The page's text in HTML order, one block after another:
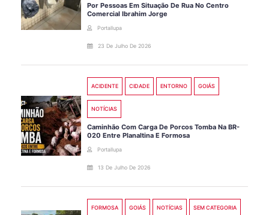
Por Pessoas Em Situação De Rua No Centro
Comercial Ibrahim Jorge
Portallupa
23 De Julho De 2026
ACIDENTE CIDADE ENTORNO GOIÁS
NOTÍCIAS
Caminhão Com Carga De Porcos Tomba Na BR-
020 Entre Planaltina E Formosa
Portallupa
13 De Julho De 2026
FORMOSA GOIÁS NOTÍCIAS SEM CATEGORIA